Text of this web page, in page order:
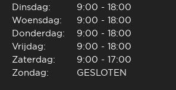
Dinsdag:
Woensdag:
Donderdag:
Vrijdag:
Zaterdag:
Zondag:
9:00 - 18:00
9:00 - 18:00
9:00 - 18:00
9:00 - 18:00
9:00 - 17:00
GESLOTEN